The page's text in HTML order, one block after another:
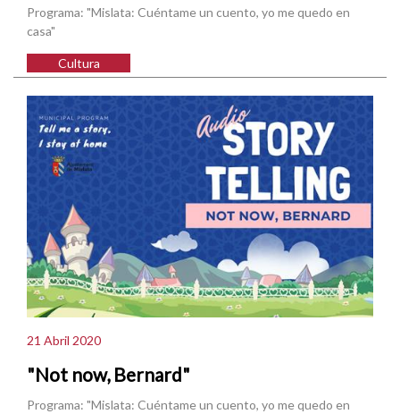
Programa: "Mislata: Cuéntame un cuento, yo me quedo en
casa"
Cultura
21 Abril 2020
"Not now, Bernard"
Programa: "Mislata: Cuéntame un cuento, yo me quedo en